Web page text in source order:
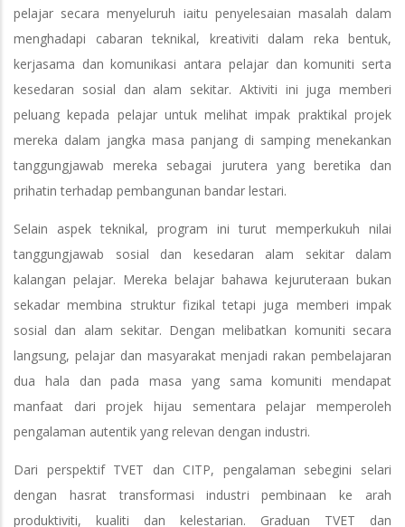
pelajar secara menyeluruh iaitu penyelesaian masalah dalam
menghadapi cabaran teknikal, kreativiti dalam reka bentuk,
kerjasama dan komunikasi antara pelajar dan komuniti serta
kesedaran sosial dan alam sekitar. Aktiviti ini juga memberi
peluang kepada pelajar untuk melihat impak praktikal projek
mereka dalam jangka masa panjang di samping menekankan
tanggungjawab mereka sebagai jurutera yang beretika dan
prihatin terhadap pembangunan bandar lestari.
Selain aspek teknikal, program ini turut memperkukuh nilai
tanggungjawab sosial dan kesedaran alam sekitar dalam
kalangan pelajar. Mereka belajar bahawa kejuruteraan bukan
sekadar membina struktur fizikal tetapi juga memberi impak
sosial dan alam sekitar. Dengan melibatkan komuniti secara
langsung, pelajar dan masyarakat menjadi rakan pembelajaran
dua hala dan pada masa yang sama komuniti mendapat
manfaat dari projek hijau sementara pelajar memperoleh
pengalaman autentik yang relevan dengan industri.
Dari perspektif TVET dan CITP, pengalaman sebegini selari
dengan hasrat transformasi industri pembinaan ke arah
produktiviti, kualiti dan kelestarian. Graduan TVET dan